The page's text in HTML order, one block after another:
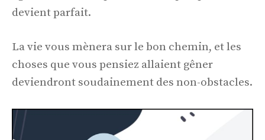
devient parfait.
La vie vous mènera sur le bon chemin, et les
choses que vous pensiez allaient gêner
deviendront soudainement des non-obstacles.